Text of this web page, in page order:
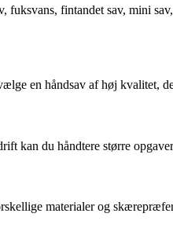
fintandet sav, mini
en håndsav af høj kvalitet,
kan du håndtere større
materialer og